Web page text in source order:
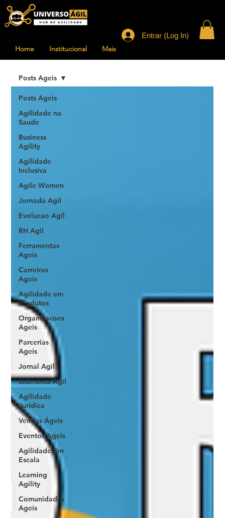
Home Institucional Mais
Entrar (Log In)
Posts Ageis
Agilidade na
Saude
Business
Agility
Agilidade
Inclusiva
Agile Women
Jornada Agil
Evolucao Agil
RH Agil
Ferramentas
Ageis
Carreiras
Ageis
Agilidade em
Produtos
Organizacoes
Ageis
Parcerias
Ageis
Jornal Agil
Lideranca Agil
Agilidade
Jurídica
Vendas Ágeis
Eventos Ageis
Agilidade Em
Escala
Learning
Agility
Comunidades
Ageis
Posts Ageis